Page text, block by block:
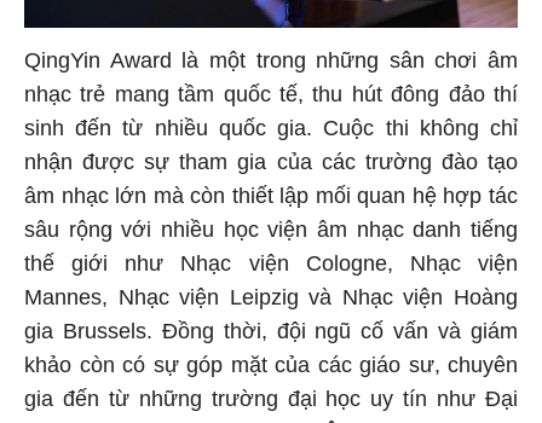
QingYin Award là một trong những sân chơi âm
nhạc trẻ mang tầm quốc tế, thu hút đông đảo thí
sinh đến từ nhiều quốc gia. Cuộc thi không chỉ
nhận được sự tham gia của các trường đào tạo
âm nhạc lớn mà còn thiết lập mối quan hệ hợp tác
sâu rộng với nhiều học viện âm nhạc danh tiếng
thế giới như Nhạc viện Cologne, Nhạc viện
Mannes, Nhạc viện Leipzig và Nhạc viện Hoàng
gia Brussels. Đồng thời, đội ngũ cố vấn và giám
khảo còn có sự góp mặt của các giáo sư, chuyên
gia đến từ những trường đại học uy tín như Đại